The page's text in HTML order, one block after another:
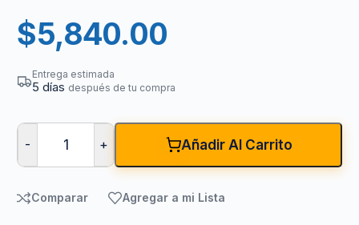
$5,840.00
Entrega estimada
5 días después de tu compra
- + Añadir Al Carrito
Comparar Agregar a mi Lista